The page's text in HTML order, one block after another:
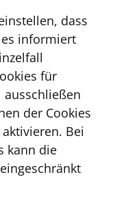
dass
informiert
für
der Cookies
Bei
kann die